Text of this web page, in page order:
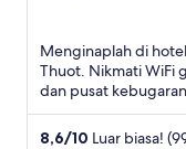
Menginaplah di
Thuot. Nikmati WiFi
dan pusat
seperti Museum
8,6/10 Luar biasa!